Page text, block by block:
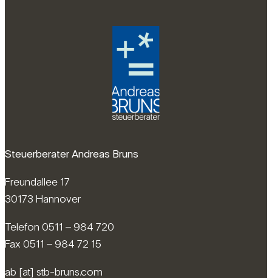
Steuerberater Andreas Bruns
Freundallee 17
30173 Hannover
Telefon 0511 – 984 720
Fax 0511 – 984 72 15
ab [at] stb-bruns.com